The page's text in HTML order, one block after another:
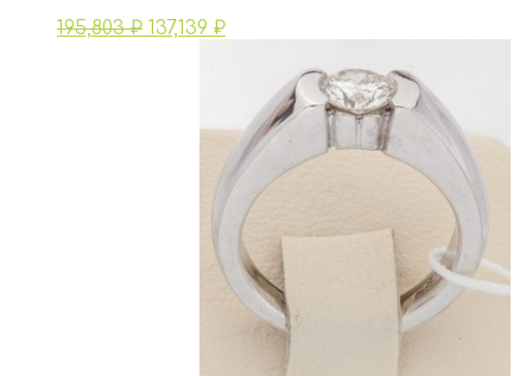
195,803₽ 137,139 ₽